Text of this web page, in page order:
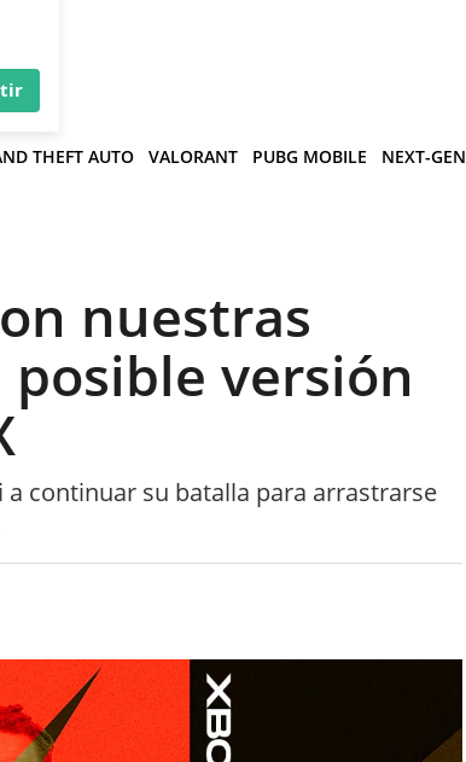
THEFT AUTO VALORANT PUBG MOBILE NEXT-GEN
nuestras
versión
continuar su batalla para arrastrarse